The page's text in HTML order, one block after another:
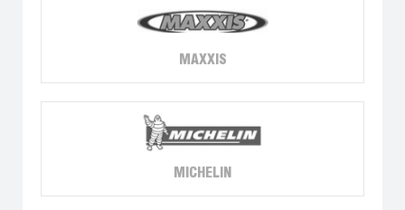
MAXXIS
MICHELIN